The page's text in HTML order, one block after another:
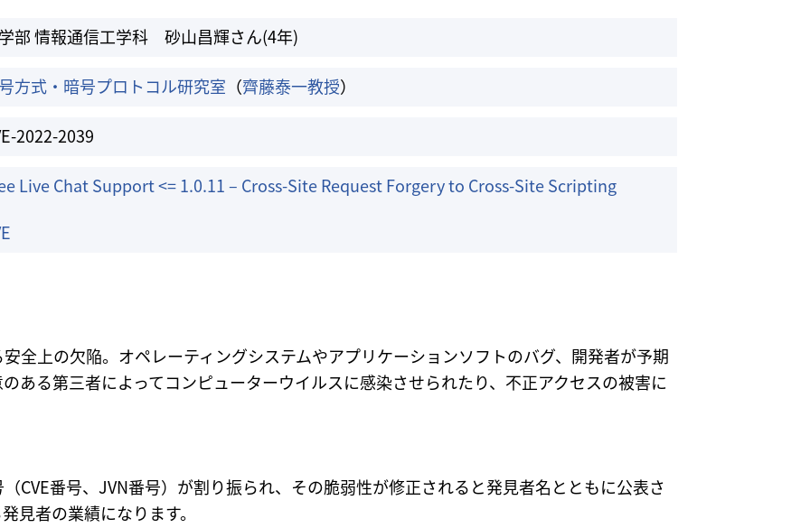
部 情報通信工学科 砂山昌輝さん(4年)
方式・暗号プロトコル研究室 （齊藤泰一教授）
2022-2039
Live Chat Support <= 1.0.11 – Cross-Site Request Forgery to Cross-Site Scripting
全上の欠陥。オペレーティングシステムやアプリケーションソフトのバグ、開発者が予期
ある第三者によってコンピューターウイルスに感染させられたり、不正アクセスの被害に
CVE番号、JVN番号）が割り振られ、その脆弱性が修正されると発見者名とともに公表さ
見者の業績になります。